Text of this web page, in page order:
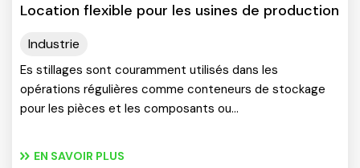
Location flexible pour les usines de production
Industrie
Es stillages sont couramment utilisés dans les
opérations régulières comme conteneurs de stockage
pour les pièces et les composants ou…
EN SAVOIR PLUS